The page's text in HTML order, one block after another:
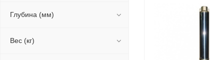
Глубина (мм)
Вес (кг)